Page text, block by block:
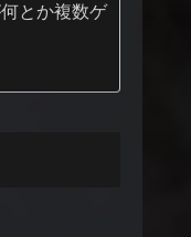
とか複数ゲ